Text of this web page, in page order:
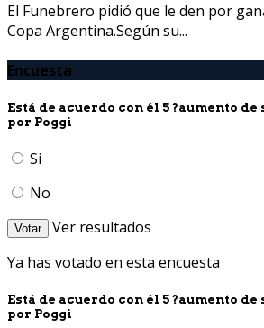
El Funebrero pidió que le den por
Copa Argentina.Según su...
Encuesta
Está de acuerdo con él 5 ?aumento
por Poggi
Si
No
Votar
Ver resultados
Ya has votado en esta encuesta
Está de acuerdo con él 5 ?aumento
por Poggi